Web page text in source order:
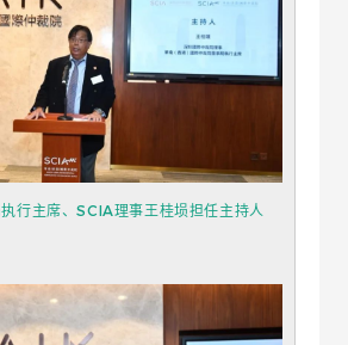
行主席、SCIA理事王桂埙担任主持人